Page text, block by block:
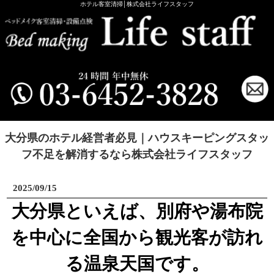
ホテル客室清掃│株式会社ライフスタッフ
大分県のホテル経営者必見｜ハウスキーピングスタッ
フ不足を解消するなら株式会社ライフスタッフ
2025/09/15
大分県といえば、別府や湯布院
を中心に全国から観光客が訪れ
る温泉天国です。